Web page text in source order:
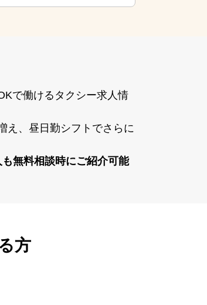
で働けるタクシー求⼈情
え、昼⽇勤シフトでさらに
無料相談時にご紹介可能
方